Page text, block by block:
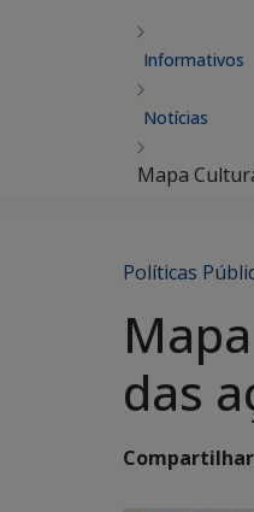
Informativos
Notícias
Mapa
Políticas
das